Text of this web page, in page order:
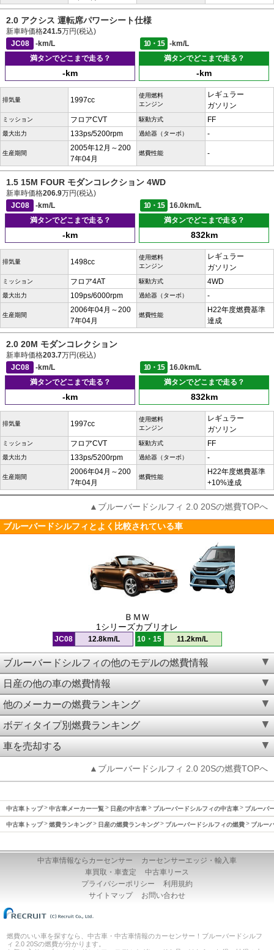
2.0 アクシス 運転席パワーシート仕様
新車時価格241.5万円(税込)
JC08
-km/L 10・15
-km/L
満タンでどこまで走る？
-km
満タンでどこまで走る？
-km
排気量 1997cc
使用燃料
エンジン
レギュラー
ガソリン
ミッション フロアCVT 駆動方式 FF
最大出力 133ps/5200rpm 過給器（ターボ） -
生産期間
2005年12月～200
7年04月
燃費性能 -
1.5 15M FOUR モダンコレクション 4WD
新車時価格206.9万円(税込)
JC08
-km/L 10・15
16.0km/L
満タンでどこまで走る？
-km
満タンでどこまで走る？
832km
排気量 1498cc
使用燃料
エンジン
レギュラー
ガソリン
ミッション フロア4AT 駆動方式 4WD
最大出力 109ps/6000rpm 過給器（ターボ） -
生産期間
2006年04月～200
7年04月
燃費性能
H22年度燃費基準
達成
2.0 20M モダンコレクション
新車時価格203.7万円(税込)
JC08
-km/L 10・15
16.0km/L
満タンでどこまで走る？
-km
満タンでどこまで走る？
832km
排気量 1997cc
使用燃料
エンジン
レギュラー
ガソリン
ミッション フロアCVT 駆動方式 FF
最大出力 133ps/5200rpm 過給器（ターボ） -
生産期間
2006年04月～200
7年04月
燃費性能
H22年度燃費基準
+10%達成
▲ブルーバードシルフィ 2.0 20Sの燃費TOPへ
ブルーバードシルフィとよく比較されている車
ＢＭＷ
1シリーズカブリオレ
JC08 12.8km/L 10・15 11.2km/L
ブルーバードシルフィの他のモデルの燃費情報
日産の他の車の燃費情報
他のメーカーの燃費ランキング
ボディタイプ別燃費ランキング
車を売却する
▲ブルーバードシルフィ 2.0 20Sの燃費TOPへ
中古車トップ 中古車メーカー一覧 日産の中古車 ブルーバードシルフィの中古車 ブルーバ
中古車トップ 燃費ランキング 日産の燃費ランキング ブルーバードシルフィの燃費 ブルー
中古車情報ならカーセンサー
カーセンサーエッジ・輸入車
車買取・車査定
中古車リース
プライバシーポリシー
利用規約
サイトマップ
お問い合わせ
燃費のいい車を探すなら、中古車・中古車情報のカーセンサー！ブルーバードシルフ
ィ 2.0 20Sの燃費が分かります。